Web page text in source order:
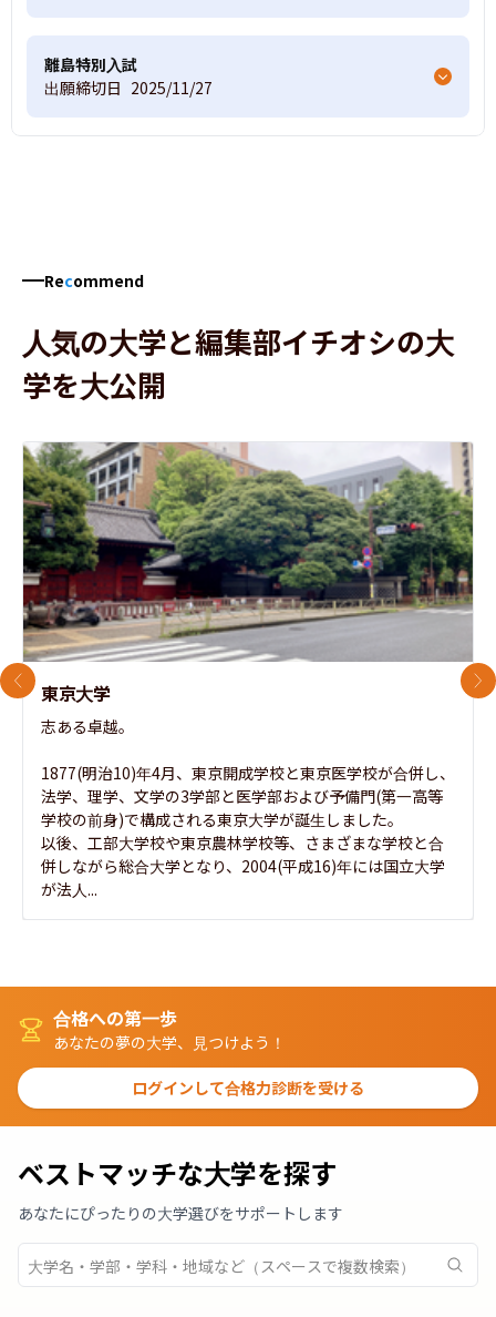
離島特別入試
出願締切日 2025/11/27
Recommend
人気の大学と編集部イチオシの大
学を大公開
東京大学
志ある卓越。
1877(明治10)年4月、東京開成学校と東京医学校が合併し、
法学、理学、文学の3学部と医学部および予備門(第一高等
学校の前身)で構成される東京大学が誕生しました。
以後、工部大学校や東京農林学校等、さまざまな学校と合
併しながら総合大学となり、2004(平成16)年には国立大学
が法人...
前のスライド 次
合格への第一歩
あなたの夢の大学、見つけよう！
ログインして合格力診断を受ける
ベストマッチな大学を探す
あなたにぴったりの大学選びをサポートします